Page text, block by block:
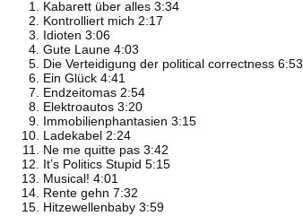
Kabarett über alles 3:34
Kontrolliert mich 2:17
Idioten 3:06
Gute Laune 4:03
Die Verteidigung der political correctness 6:53
Ein Glück 4:41
Endzeitomas 2:54
Elektroautos 3:20
Immobilienphantasien 3:15
Ladekabel 2:24
Ne me quitte pas 3:42
It’s Politics Stupid 5:15
Musical! 4:01
Rente gehn 7:32
Hitzewellenbaby 3:59